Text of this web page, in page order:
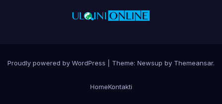
Proudly powered by WordPress Theme: Newsup by Themeansar.
HomeKontakti